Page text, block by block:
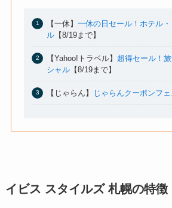
【一休】一休の日セール！ホテル
ル 【8/19まで】
【Yahoo!トラベル】 超得セール！
シャル 【8/19まで】
【じゃらん】 じゃらんクーポンフェ
イビス スタイルズ 札幌の特徴